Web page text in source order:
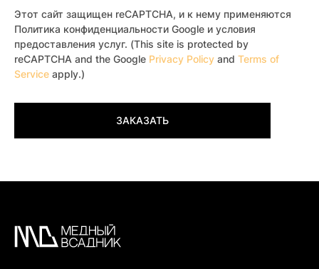
Этот сайт защищен reCAPTCHA, и к нему применяются
Политика конфиденциальности Google и условия
предоставления услуг. (This site is protected by
reCAPTCHA and the Google Privacy Policy and Terms of
Service apply.)